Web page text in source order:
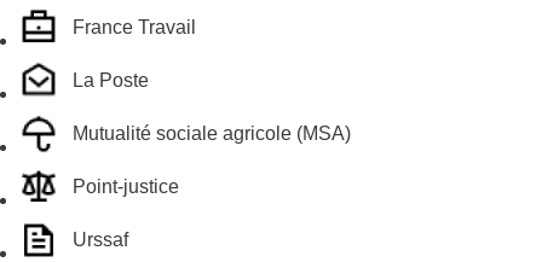
France Travail
La Poste
Mutualité sociale agricole (MSA)
Point-justice
Urssaf